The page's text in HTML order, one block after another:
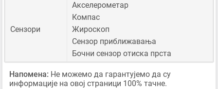
Сензори
Акселерометар
Компас
Жироскоп
Сензор приближавања
Бочни сензор отиска прста
Напомена: Не можемо да гарантујемо да су
информације на овој страници 100% тачне.